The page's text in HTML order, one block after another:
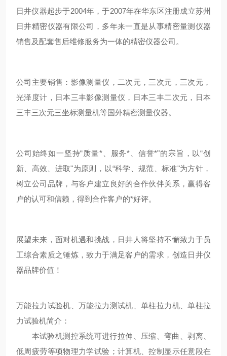
日井仪器起步于2004年，于2007年在华东区注册成立苏州
日井精密仪器有限公司，多年来一直是从事精密量测仪器
销售及配套售后维修服务为一体的精密仪器公司。
公司主要销售：影像测量仪，二次元，三次元，三次元，
光泽度计，日本三丰影像测量仪，日本三丰二次元，日本
三丰三次元三坐标测量机等国外精密测量仪器。
公司始终如一坚持“质量*、服务*、信誉*"的宗旨，以“创
新、高效、进取"为原则，以“科学、规范、标准"为方针，
树立公司品牌，与客户建立良好的合作伙伴关系，赢得客
户的认可和信赖，得到合作客户的*好评。
展望未来，面对机遇和挑战，日井人将坚持不懈致力于员
工综合素质之锤炼，致力于满足客户的需求，创造日井仪
器品牌价值！
万能拉力试验机、万能拉力测试机、单柱拉力机、单柱拉
力试验机简介：
本试验机测控系统可进行拉伸、压缩、弯曲、剥离、
低周疲劳等项物理力学试验；计算机、控制显示任意段在